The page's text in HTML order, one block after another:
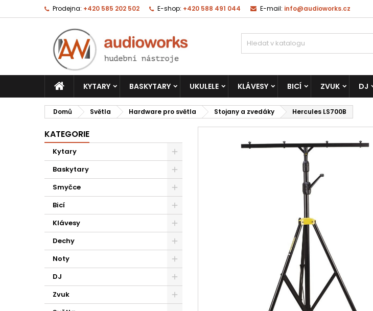
Prodejna: +420 585 202 502 E-shop: +420 588 491 044 E-mail: info@audioworks.cz
KYTARY BASKYTARY UKULELE KLÁVESY BICÍ ZVUK DJ
Domů Světla Hardware pro světla Stojany a zvedáky Hercules LS700B
KATEGORIE
Kytary
Baskytary
Smyčce
Bicí
Klávesy
Dechy
Noty
DJ
Zvuk